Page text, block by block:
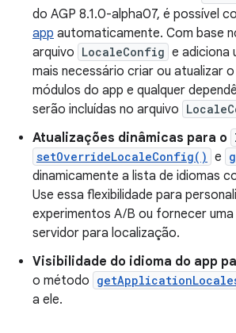
do AGP 8.1.0-alpha07, é possível
app automaticamente. Com base
arquivo LocaleConfig e adiciona
mais necessário criar ou atualizar
módulos do app e qualquer
serão incluídas no arquivo
Atualizações dinâmicas para o
setOverrideLocaleConfig() e
dinamicamente a lista de idiomas
Use essa flexibilidade para
experimentos A/B ou fornecer
servidor para localização.
Visibilidade do idioma do app
o método
a ele.